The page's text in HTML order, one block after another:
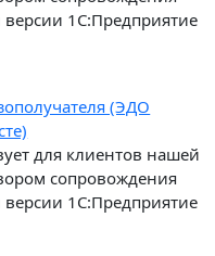
1С:Предприятие
(ЭДО
для клиентов нашей
сопровождения
1С:Предприятие